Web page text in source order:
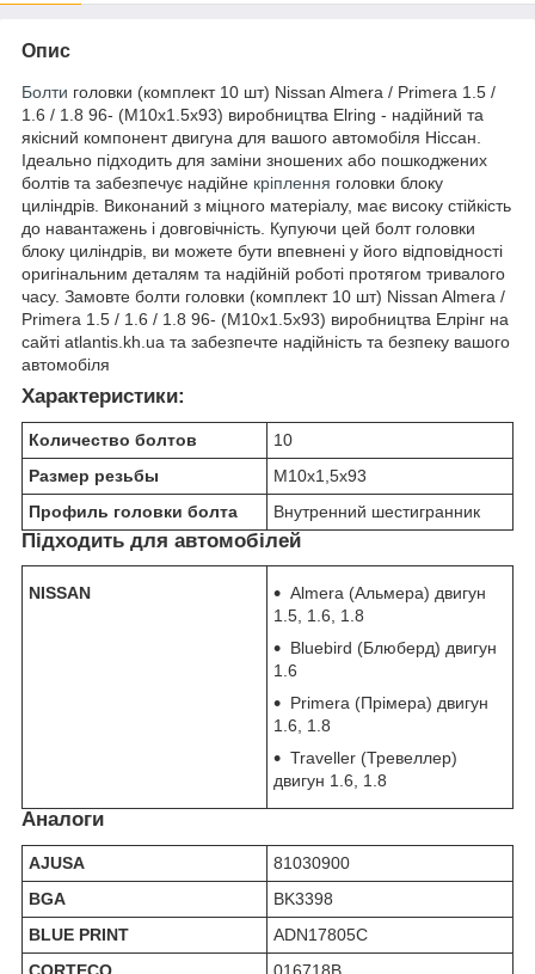
Опис
Болти головки (комплект 10 шт) Nissan Almera / Primera 1.5 /
1.6 / 1.8 96- (M10x1.5x93) виробництва Elring - надійний та
якісний компонент двигуна для вашого автомобіля Ніссан.
Ідеально підходить для заміни зношених або пошкоджених
болтів та забезпечує надійне кріплення головки блоку
циліндрів. Виконаний з міцного матеріалу, має високу стійкість
до навантажень і довговічність. Купуючи цей болт головки
блоку циліндрів, ви можете бути впевнені у його відповідності
оригінальним деталям та надійній роботі протягом тривалого
часу. Замовте болти головки (комплект 10 шт) Nissan Almera /
Primera 1.5 / 1.6 / 1.8 96- (M10x1.5x93) виробництва Елрінг на
сайті atlantis.kh.ua та забезпечте надійність та безпеку вашого
автомобіля
Характеристики:
Количество болтов
10
Размер резьбы
M10x1,5x93
Профиль головки болта
Внутренний шестигранник
Підходить для автомобілей
NISSAN
Almera (Альмера) двигун
1.5, 1.6, 1.8
Bluebird (Блюберд) двигун
1.6
Primera (Прімера) двигун
1.6, 1.8
Traveller (Тревеллер)
двигун 1.6, 1.8
Аналоги
AJUSA
81030900
BGA
BK3398
BLUE PRINT
ADN17805C